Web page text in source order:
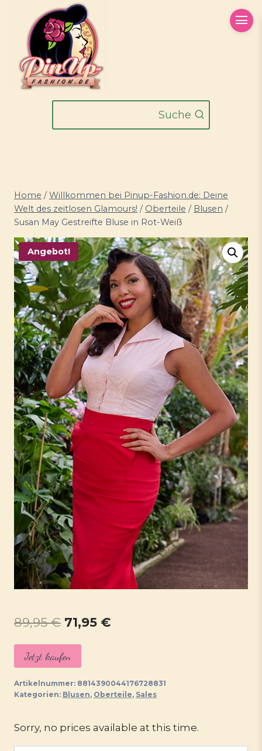
springen
Suche
Home / Willkommen bei Pinup-Fashion.de: Deine
Welt des zeitlosen Glamours! / Oberteile / Blusen /
Susan May Gestreifte Bluse in Rot-Weiß
Angebot!
89,95€ Ursprünglicher
Preis
war:
89,95 €
71,95 €
71,95 €.
Jetzt kaufen
Artikelnummer: 8814390044176728831
Kategorien: Blusen, Oberteile, Sales
Sorry, no prices available at this time.